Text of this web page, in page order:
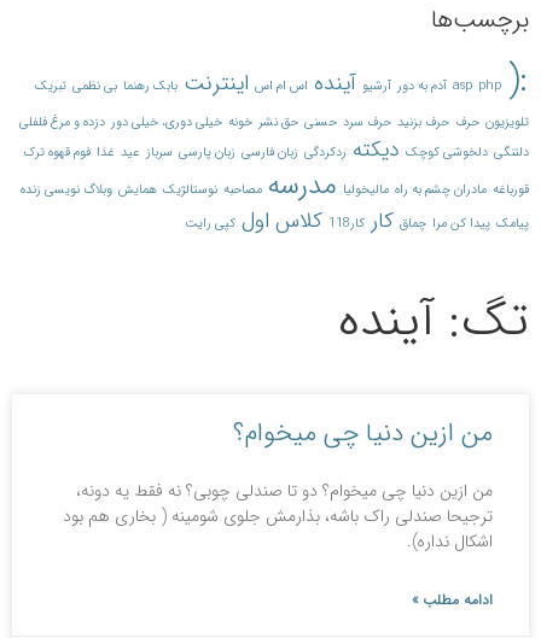
برچسب‌ها
:(
asp php آدم به دور آرشیو آینده اس ام اس اینترنت بابک رهنما بی نظمی تبریک
تلویزیون حرف حرف بزنید حرف سرد حسنی حق نشر خونه خیلی دوری، خیلی دور دزده و مرغ فلفلی
دلتنگی دلخوشی کوچک دیکته ردکردگی زبان فارسی زبان پارسی سرباز عید غذا فوم قهوه ترک
قورباغه مادران چشم به راه مالیخولیا مدرسه مصاحبه نوستالژیک همایش وبلاگ نویسی زنده
پیامک پیدا کن مرا چماق کار کار118 کلاس اول کپی رایت
تگ: آینده
من ازین دنیا چی می‎خوام؟
من ازین دنیا چی می‎خوام؟ دو تا صندلی چوبی؟ نه فقط یه دونه،
ترجیحا صندلی راک باشه، بذارمش جلوی شومینه ( بخاری هم بود
اشکال نداره).
ادامه مطلب »